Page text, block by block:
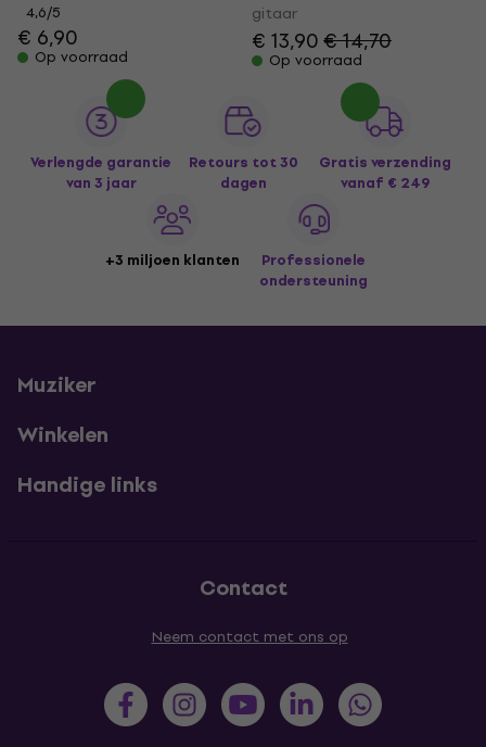
4,6/5
€ 6,90
Op voorraad
gitaar
€ 13,90€ 14,70
Op voorraad
Verlengde garantie
van 3 jaar
Retours tot 30
dagen
Gratis verzending
vanaf € 249
+3 miljoen klanten
Professionele
ondersteuning
Muziker
Winkelen
Handige links
Contact
Neem contact met ons op